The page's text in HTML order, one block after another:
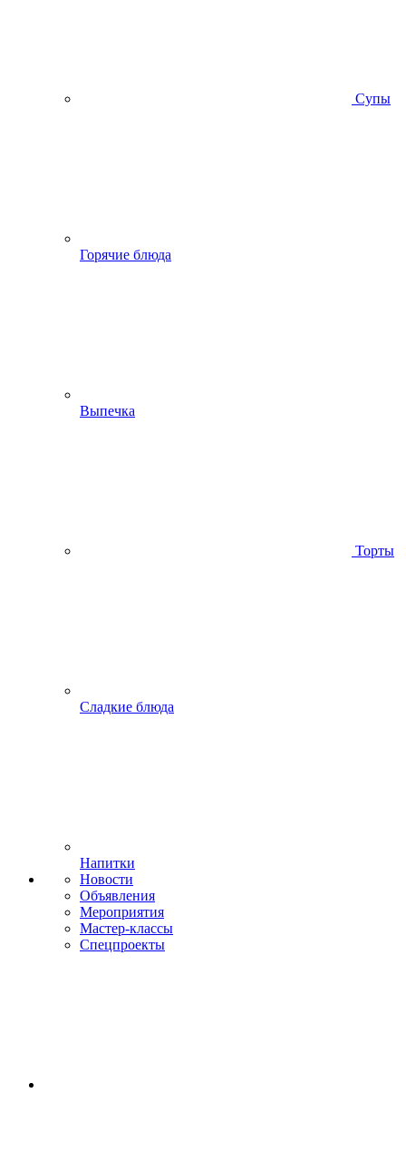
Супы
Горячие блюда
Выпечка
Торты
Сладкие блюда
Напитки
Новости
Объявления
Мероприятия
Мастер-классы
Спецпроекты